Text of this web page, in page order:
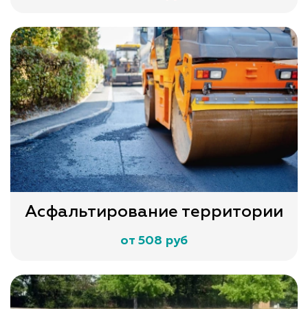
Асфальтирование территории
от 508 руб